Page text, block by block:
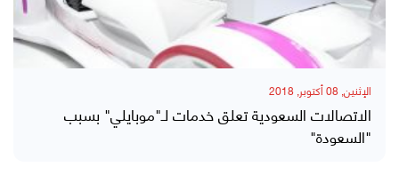
الإثنين, 08 أكتوبر, 2018
الاتصالات السعودية تعلق خدمات لـ"موبايلي" بسبب
"السعودة"